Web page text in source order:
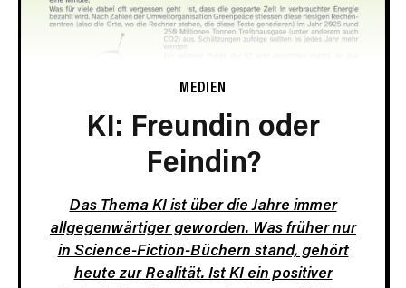
MEDIEN
KI: Freundin oder
Feindin?
Das Thema KI ist über die Jahre immer
allgegenwärtiger geworden. Was früher nur
in Science-Fiction-Büchern stand, gehört
heute zur Realität. Ist KI ein positiver